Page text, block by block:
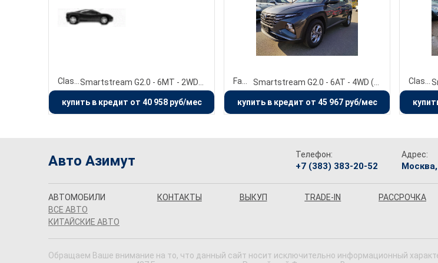
купить в кредит от 40 958 руб/мес купить в кредит от 45 967 руб/мес
Авто Азимут Телефон:
+7 (383) 383-20-52
Адрес:
АВТОМОБИЛИ
ВСЕ АВТО
КИТАЙСКИЕ АВТО
КОНТАКТЫ ВЫКУП TRADE-IN РАССРОЧКА
Обращаем Ваше внимание на то, что данный сайт носит исключительно информационный